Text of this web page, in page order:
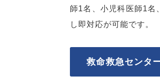
師1名、小児科医師1名
し即対応が可能です。
救命救急センタ